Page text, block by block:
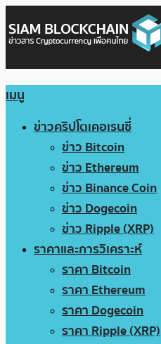
เมนู
ข่าวคริปโตเคอเรนซี่
ข่าว Bitcoin
ข่าว Ethereum
ข่าว Binance Coin
ข่าว Dogecoin
ข่าว Ripple (XRP)
ราคาและการวิเคราะห์
ราคา Bitcoin
ราคา Ethereum
ราคา Dogecoin
ราคา Ripple (XRP)